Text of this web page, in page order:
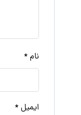
نام *
ایمیل *